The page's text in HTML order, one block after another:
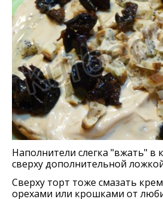
Наполнители слегка "вжать" в
сверху дополнительной
Сверху торт тоже смазать
орехами или крошками от